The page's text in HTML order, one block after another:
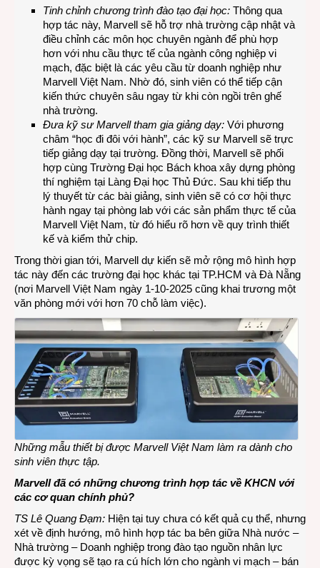
Tinh chỉnh chương trình đào tạo đại học: Thông qua
hợp tác này, Marvell sẽ hỗ trợ nhà trường cập nhật và
điều chỉnh các môn học chuyên ngành để phù hợp
hơn với nhu cầu thực tế của ngành công nghiệp vi
mạch, đặc biệt là các yêu cầu từ doanh nghiệp như
Marvell Việt Nam. Nhờ đó, sinh viên có thể tiếp cận
kiến thức chuyên sâu ngay từ khi còn ngồi trên ghế
nhà trường.
Đưa kỹ sư Marvell tham gia giảng dạy: Với phương
châm “học đi đôi với hành”, các kỹ sư Marvell sẽ trực
tiếp giảng dạy tại trường. Đồng thời, Marvell sẽ phối
hợp cùng Trường Đại học Bách khoa xây dựng phòng
thí nghiệm tại Làng Đại học Thủ Đức. Sau khi tiếp thu
lý thuyết từ các bài giảng, sinh viên sẽ có cơ hội thực
hành ngay tại phòng lab với các sản phẩm thực tế của
Marvell Việt Nam, từ đó hiểu rõ hơn về quy trình thiết
kế và kiểm thử chip.
Trong thời gian tới, Marvell dự kiến sẽ mở rộng mô hình hợp
tác này đến các trường đại học khác tại TP.HCM và Đà Nẵng
(nơi Marvell Việt Nam ngày 1-10-2025 cũng khai trương một
văn phòng mới với hơn 70 chỗ làm việc).
Những mẫu thiết bị được Marvell Việt Nam làm ra dành cho
sinh viên thực tập.
Marvell đã có những chương trình hợp tác về KHCN với
các cơ quan chính phủ?
TS Lê Quang Đạm: Hiện tại tuy chưa có kết quả cụ thể, nhưng
xét về định hướng, mô hình hợp tác ba bên giữa Nhà nước –
Nhà trường – Doanh nghiệp trong đào tạo nguồn nhân lực
được kỳ vọng sẽ tạo ra cú hích lớn cho ngành vi mạch – bán